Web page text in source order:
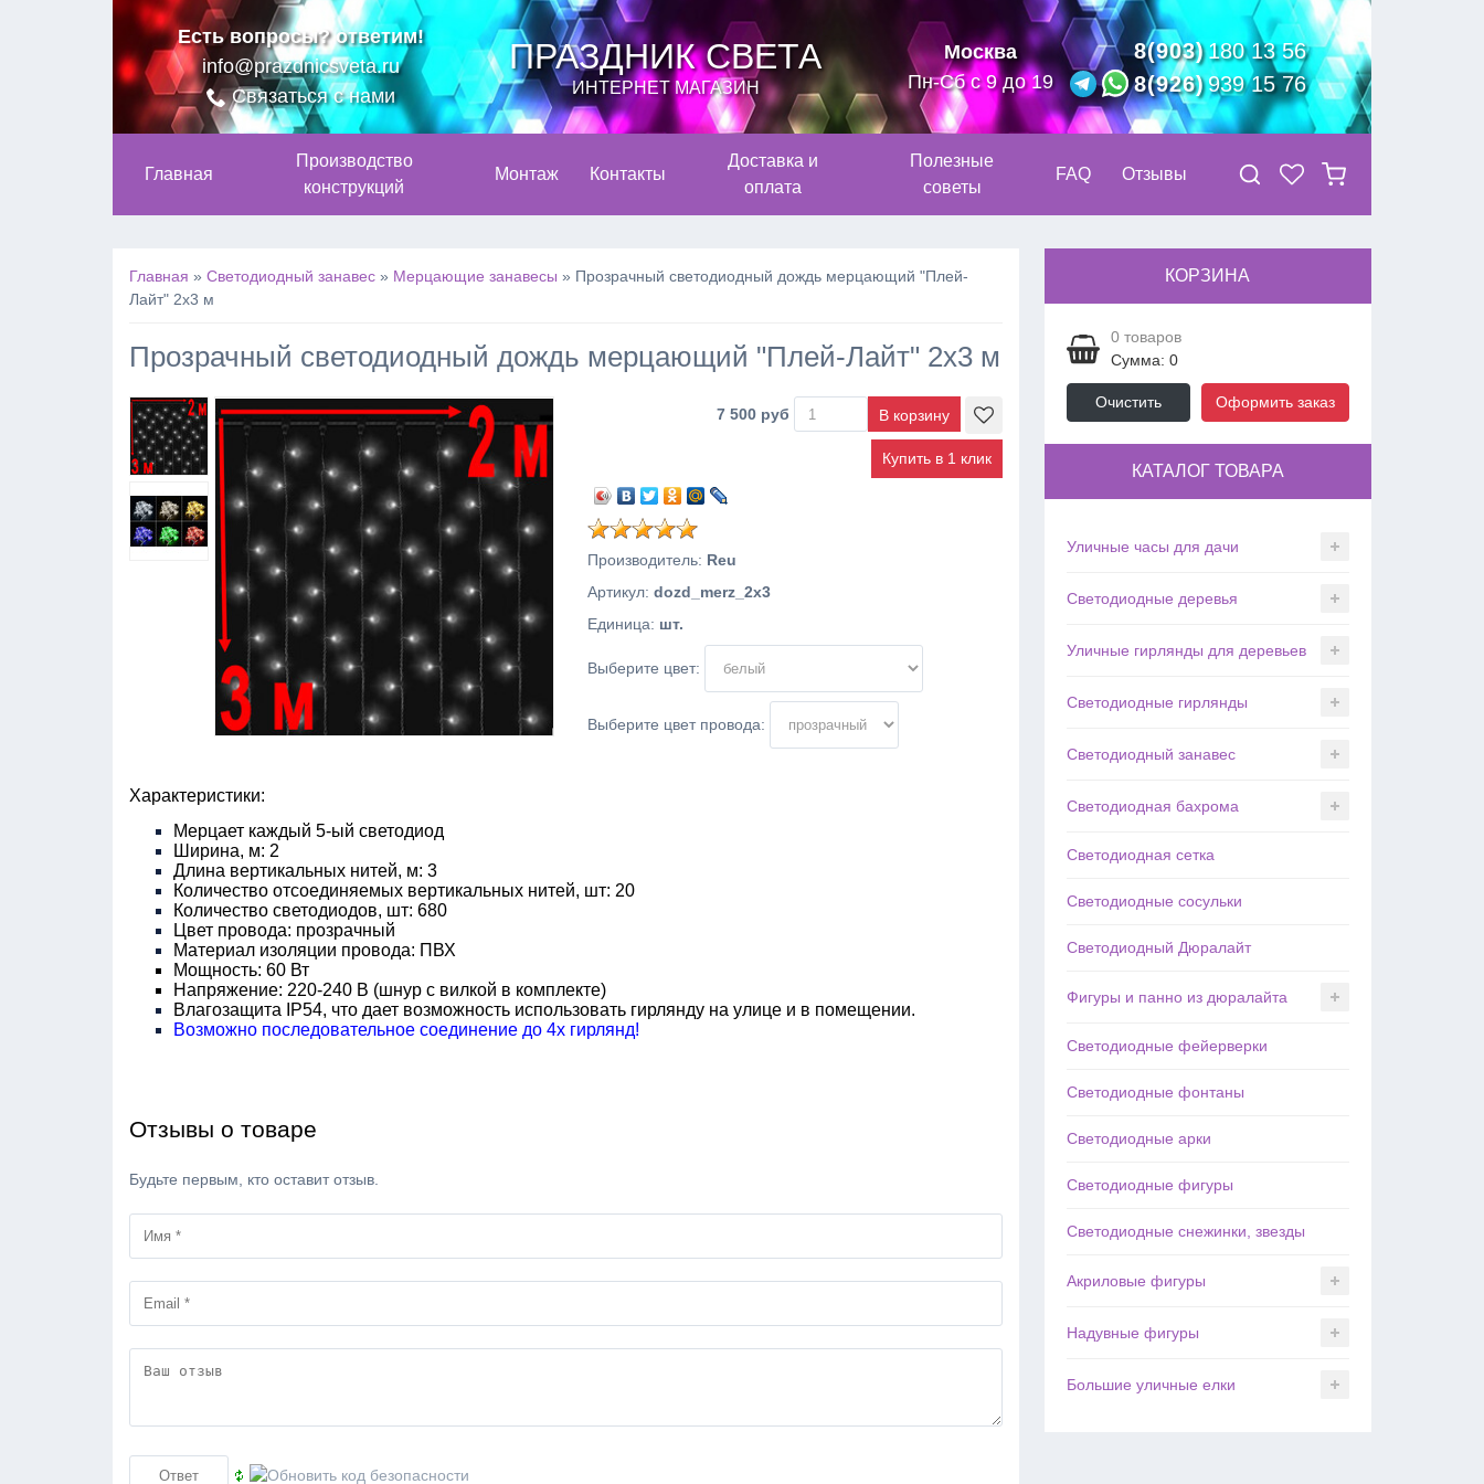
Есть вопросы? ответим!
info@prazdnicsveta.ru
Связаться с нами
ПРАЗДНИК СВЕТА
ИНТЕРНЕТ МАГАЗИН
Москва
Пн-Сб с 9 до 19
8(903)180 13 56
8(926)939 15 76
Главная
Производство
конструкций
Монтаж Контакты
Доставка и
оплата
Полезные
советы
FAQ Отзывы
Главная » Светодиодный занавес » Мерцающие занавесы » Прозрачный светодиодный дождь мерцающий "Плей-
Лайт" 2х3 м
Прозрачный светодиодный дождь мерцающий "Плей-Лайт" 2х3 м
7 500 руб
Купить в 1 клик
Производитель: Reu
Артикул: dozd_merz_2x3
Единица: шт.
Выберите цвет:
Выберите цвет провода:
Характеристики:
Мерцает каждый 5-ый светодиод
Ширина, м: 2
Длина вертикальных нитей, м: 3
Количество отсоединяемых вертикальных нитей, шт: 20
Количество светодиодов, шт: 680
Цвет провода: прозрачный
Материал изоляции провода: ПВХ
Мощность: 60 Вт
Напряжение: 220-240 В (шнур с вилкой в комплекте)
Влагозащита IP54, что дает возможность использовать гирлянду на улице и в помещении.
Возможно последовательное соединение до 4х гирлянд!
Отзывы о товаре
Будьте первым, кто оставит отзыв.
КОРЗИНА
0товаров
Сумма: 0
Очистить Оформить заказ
КАТАЛОГ ТОВАРА
Уличные часы для дачи
Светодиодные деревья
Уличные гирлянды для деревьев
Светодиодные гирлянды
Светодиодный занавес
Светодиодная бахрома
Светодиодная сетка
Светодиодные сосульки
Светодиодный Дюралайт
Фигуры и панно из дюралайта
Светодиодные фейерверки
Светодиодные фонтаны
Светодиодные арки
Светодиодные фигуры
Светодиодные снежинки, звезды
Акриловые фигуры
Надувные фигуры
Большие уличные елки